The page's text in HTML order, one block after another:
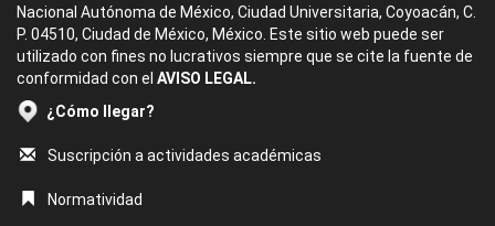
Nacional Autónoma de México, Ciudad Universitaria, Coyoacán, C.
P. 04510, Ciudad de México, México. Este sitio web puede ser
utilizado con fines no lucrativos siempre que se cite la fuente de
conformidad con el AVISO LEGAL.
¿Cómo llegar?
Suscripción a actividades académicas
Normatividad